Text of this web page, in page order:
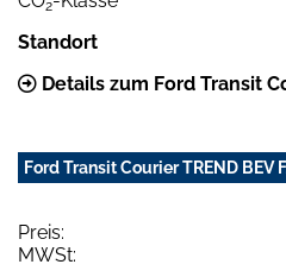
2
Standort
Details zum Ford Transit
Ford Transit Courier TREND BEV
Preis:
MWSt: